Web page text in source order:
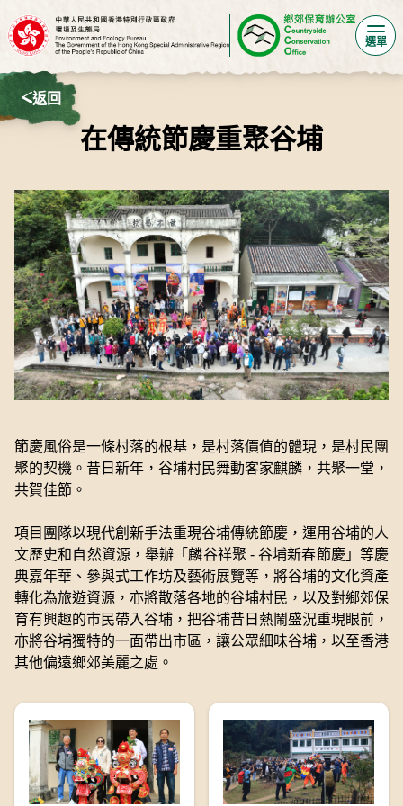
選單
返回
在傳統節慶重聚谷埔
節慶風俗是一條村落的根基，是村落價值的體現，是村民團
聚的契機。昔日新年，谷埔村民舞動客家麒麟，共聚一堂，
共賀佳節。
項目團隊以現代創新手法重現谷埔傳統節慶，運用谷埔的人
文歷史和自然資源，舉辦「麟谷祥聚 - 谷埔新春節慶」等慶
典嘉年華、參與式工作坊及藝術展覽等，將谷埔的文化資產
轉化為旅遊資源，亦將散落各地的谷埔村民，以及對鄉郊保
育有興趣的市民帶入谷埔，把谷埔昔日熱鬧盛況重現眼前，
亦將谷埔獨特的一面帶出市區，讓公眾細味谷埔，以至香港
其他偏遠鄉郊美麗之處。